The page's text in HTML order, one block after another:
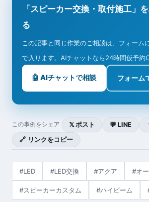
「スピーカー交換・取付施工」
る
この記事と同じ作業のご相談は、フォーム
で入ります。AIチャットなら24時間仮予約
🤖 AIチャットで相談 フォーム
この事例をシェア 𝕏 ポスト 💬 LINE
🔗 リンクをコピー
#LED #LED交換 #アクア #オ
#スピーカーカスタム #ハイビーム